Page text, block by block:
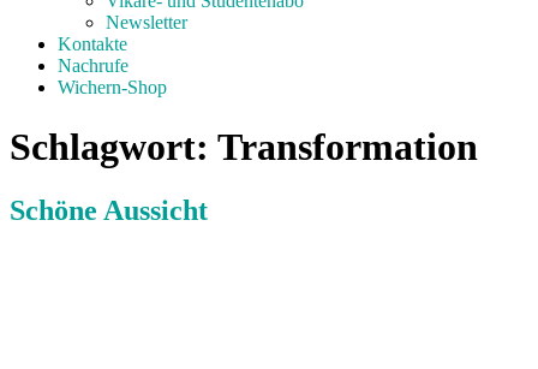
Newsletter
Kontakte
Nachrufe
Wichern-Shop
Schlagwort: Transformation
Schöne Aussicht